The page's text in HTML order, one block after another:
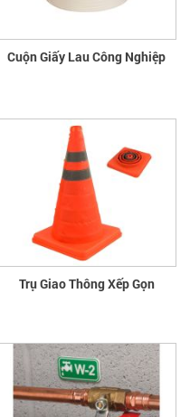
Cuộn Giấy Lau Công Nghiệp
Trụ Giao Thông Xếp Gọn